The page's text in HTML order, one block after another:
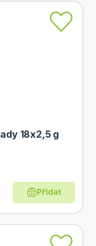
18x2,5 g
Přidat